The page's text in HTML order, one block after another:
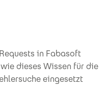
in Fabasoft
dieses Wissen für die
eingesetzt